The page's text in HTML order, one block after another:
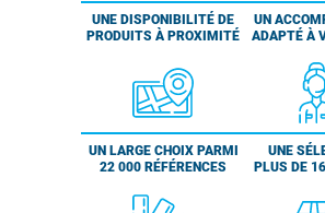
UNE DISPONIBILITÉ DE
PRODUITS À PROXIMITÉ
UN
ADAPTÉ À
UN LARGE CHOIX PARMI
22 000 RÉFÉRENCES
UNE
PLUS DE